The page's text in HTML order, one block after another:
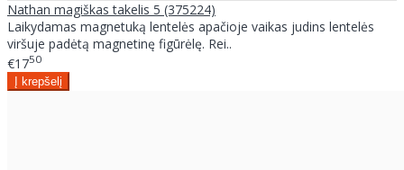
Nathan magiškas takelis 5 (375224)
Laikydamas magnetuką lentelės apačioje vaikas judins lentelės
viršuje padėtą magnetinę figūrėlę. Rei..
€1750